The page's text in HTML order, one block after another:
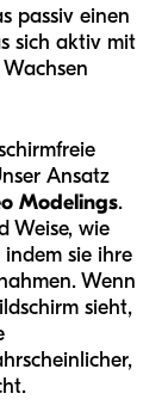
passiv einen
sich aktiv mit
Ansatz
Modelings.
Weise, wie
sie ihre
Wenn
sieht,